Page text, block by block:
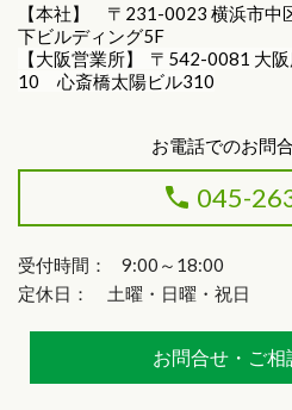
【本社】 〒231-0023 横浜市中
下ビルディング5F
【大阪営業所】 〒542-0081 大
10 心斎橋太陽ビル310
お電話でのお問
045-
受付時間： 9:00～18:00
定休日： 土曜・日曜・祝日
お問合せ・ご相